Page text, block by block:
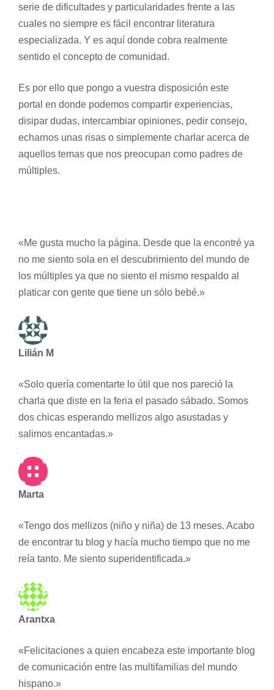
serie de dificultades y particularidades frente a las
cuales no siempre es fácil encontrar literatura
especializada. Y es aquí donde cobra realmente
sentido el concepto de comunidad.
Es por ello que pongo a vuestra disposición este
portal en donde podemos compartir experiencias,
disipar dudas, intercambiar opiniones, pedir consejo,
echarnos unas risas o simplemente charlar acerca de
aquellos temas que nos preocupan como padres de
múltiples.
«Me gusta mucho la página. Desde que la encontré ya
no me siento sola en el descubrimiento del mundo de
los múltiples ya que no siento el mismo respaldo al
platicar con gente que tiene un sólo bebé.»
Lilián M
«Solo quería comentarte lo útil que nos pareció la
charla que diste en la feria el pasado sábado. Somos
dos chicas esperando mellizos algo asustadas y
salimos encantadas.»
Marta
«Tengo dos mellizos (niño y niña) de 13 meses. Acabo
de encontrar tu blog y hacía mucho tiempo que no me
reía tanto. Me siento superidentificada.»
Arantxa
«Felicitaciones a quien encabeza este importante blog
de comunicación entre las multifamilias del mundo
hispano.»